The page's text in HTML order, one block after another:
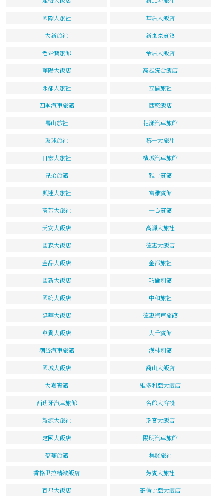
國際大旅社 華后大飯店
大新旅社 新東京賓館
老企寶旅館 帝后大飯店
華陽大飯店 高雄統合飯店
永都大旅社 立倫旅社
四季汽車旅館 西悠飯店
壽山旅社 花漾汽車旅館
環球旅社 黎一大旅社
日宏大旅社 檳城汽車旅館
兄弟旅館 雅士賓館
興達大旅社 富雅賓館
高芳大旅社 一心賓館
天安大飯店 高源大旅社
國森大飯店 德惠大飯店
金品大飯店 金都旅社
國新大飯店 巧倫別館
國統大飯店 中和旅社
建華大飯店 德惠汽車旅館
尊貴大飯店 大千賓館
潮岱汽車旅館 漢林別館
國城大飯店 喬山大飯店
大嘉賓館 維多利亞大飯店
西班牙汽車旅館 名館大客棧
新源大旅社 瑞宮大飯店
建國大飯店 陽明汽車旅館
薆蔓旅館 集賢旅社
香格里拉精緻飯店 芳賓大旅社
百星大飯店 哥倫比亞大飯店